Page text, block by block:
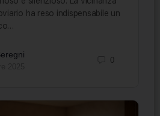
ha reso indispensabile un
0